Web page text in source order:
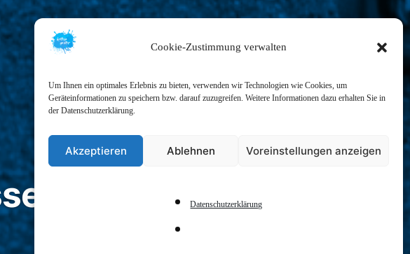
Cookie-Zustimmung verwalten
Um Ihnen ein optimales Erlebnis zu bieten, verwenden wir Technologien wie Cookies, um
Geräteinformationen zu speichern bzw. darauf zuzugreifen. Weitere Informationen dazu erhalten Sie in
der Datenschutzerklärung.
Akzeptieren Ablehnen Voreinstellungen anzeigen
Datenschutzerklärung
Zürich